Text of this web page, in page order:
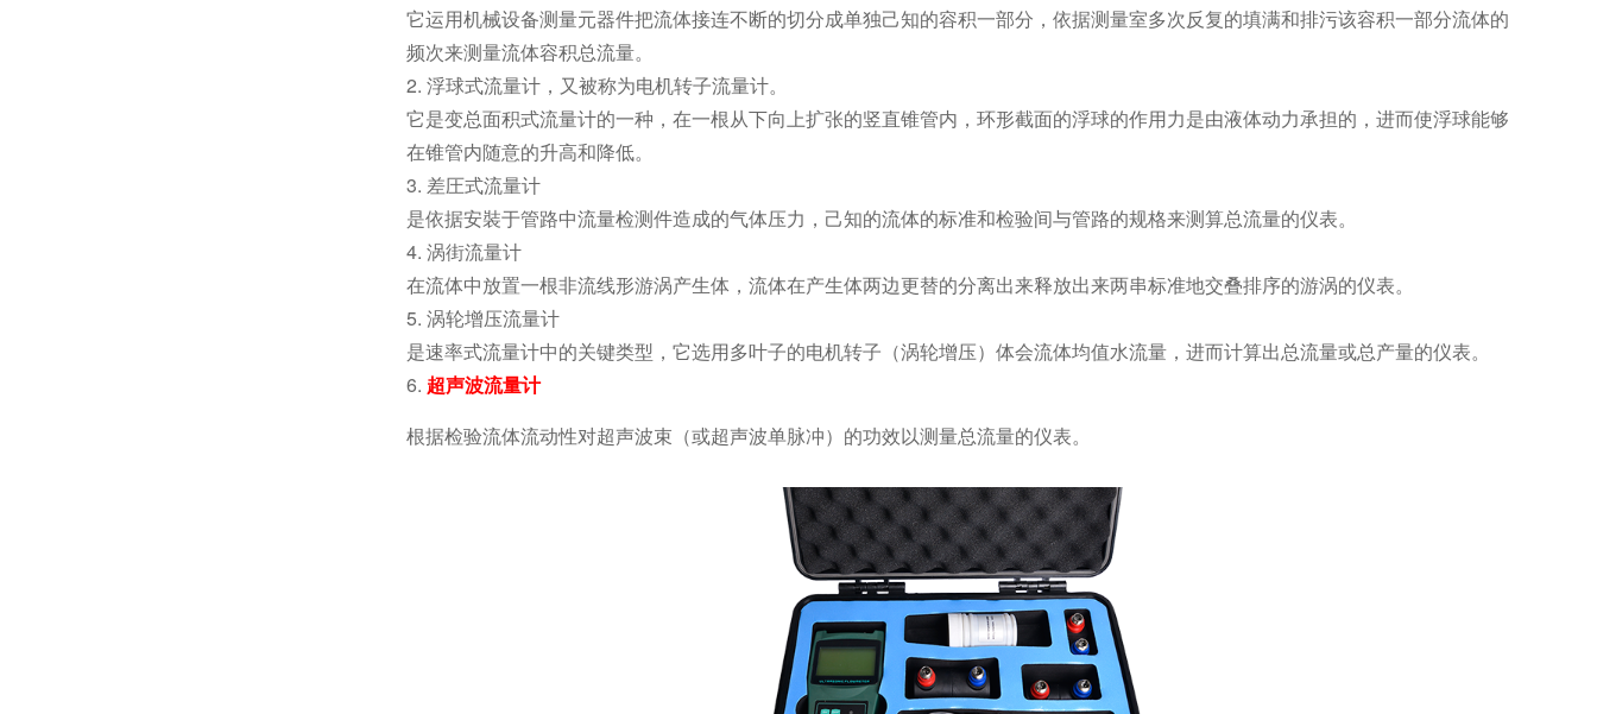
它运用机械设备测量元器件把流体接连不断的切分成单独己知的容积一部分，依据测量室多次反复的填满和排污该容积一部分流体的
频次来测量流体容积总流量。
2. 浮球式流量计，又被称为电机转子流量计。
它是变总面积式流量计的一种，在一根从下向上扩张的竖直锥管内，环形截面的浮球的作用力是由液体动力承担的，进而使浮球能够
在锥管内随意的升高和降低。
3. 差圧式流量计
是依据安裝于管路中流量检测件造成的气体压力，己知的流体的标准和检验间与管路的规格来测算总流量的仪表。
4. 涡街流量计
在流体中放置一根非流线形游涡产生体，流体在产生体两边更替的分离出来释放出来两串标准地交叠排序的游涡的仪表。
5. 涡轮增压流量计
是速率式流量计中的关键类型，它选用多叶子的电机转子（涡轮增压）体会流体均值水流量，进而计算出总流量或总产量的仪表。
6. 超声波流量计
根据检验流体流动性对超声波束（或超声波单脉冲）的功效以测量总流量的仪表。